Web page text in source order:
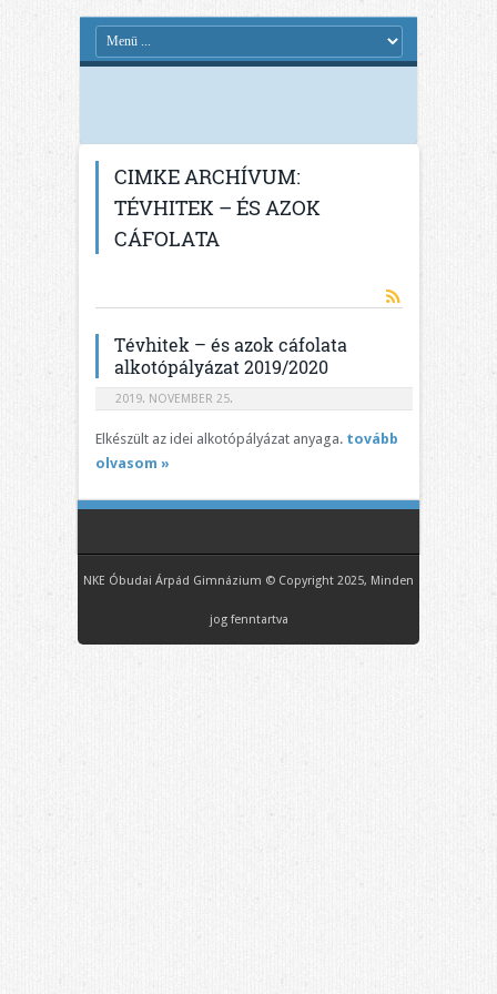
CIMKE ARCHÍVUM:
TÉVHITEK – ÉS AZOK
CÁFOLATA
Tévhitek – és azok cáfolata
alkotópályázat 2019/2020
2019. NOVEMBER 25.
Elkészült az idei alkotópályázat anyaga. tovább
olvasom »
NKE Óbudai Árpád Gimnázium © Copyright 2025, Minden
jog fenntartva